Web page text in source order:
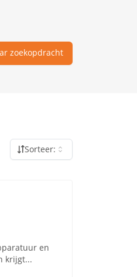
zoekopdracht
Sorteer:
en
krijgt...